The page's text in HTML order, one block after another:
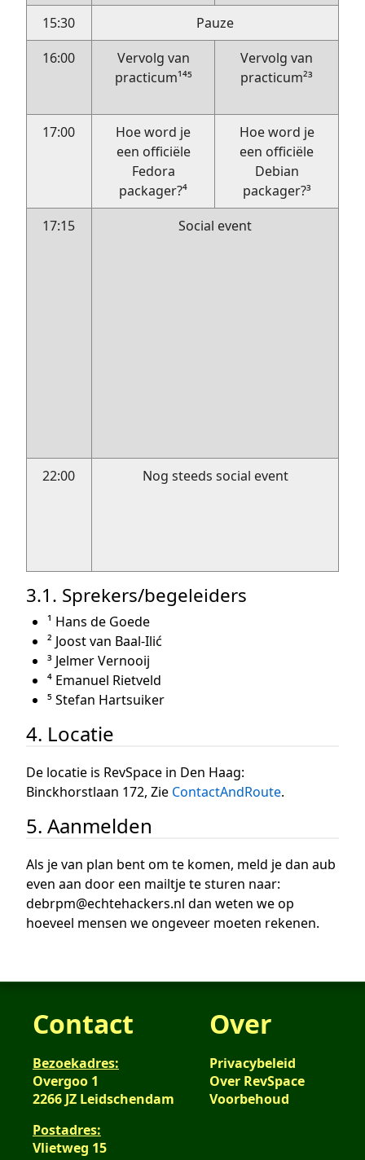
15:30
Pauze
16:00
Vervolg van
practicum¹⁴⁵
Vervolg van
practicum²³
17:00
Hoe word je
een officiële
Fedora
packager?⁴
Hoe word je
een officiële
Debian
packager?³
17:15
Social event
22:00 Nog steeds social event
3.1. Sprekers/begeleiders
¹ Hans de Goede
² Joost van Baal-Ilić
³ Jelmer Vernooij
⁴ Emanuel Rietveld
⁵ Stefan Hartsuiker
4. Locatie
De locatie is RevSpace in Den Haag:
Binckhorstlaan 172, Zie ContactAndRoute.
5. Aanmelden
Als je van plan bent om te komen, meld je dan aub
even aan door een mailtje te sturen naar:
debrpm@echtehackers.nl dan weten we op
hoeveel mensen we ongeveer moeten rekenen.
Contact
Bezoekadres:
Overgoo 1
2266 JZ Leidschendam
Postadres:
Vlietweg 15
Over
Privacybeleid
Over RevSpace
Voorbehoud